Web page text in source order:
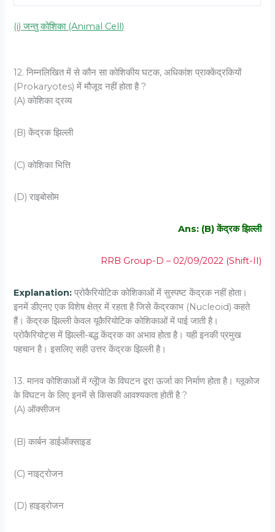
(i) जन्तु कोशिका (Animal Cell)
12. निम्‍नलिखित में से कौन सा कोशिकीय घटक, अधिकांश प्राक्‍केंद्रकियों
(Prokaryotes) में मौजूद नहीं होता है ?
(A) कोशिका द्रव्‍य
(B) केंद्रक झिल्‍ली
(C) कोशिका भित्ति
(D) राइबोसोम
Ans: (B) केंद्रक झिल्‍ली
RRB Group-D – 02/09/2022 (Shift-II)
Explanation: प्रोकैरियोटिक कोशिकाओं में सुस्पष्ट केंद्रक नहीं होता।
इनमें डीएनए एक विशेष क्षेत्र में रहता है जिसे केंद्रकाभ (Nucleoid) कहते
हैं। केंद्रक झिल्ली केवल यूकैरियोटिक कोशिकाओं में पाई जाती है।
प्रोकैरियोट्स में झिल्ली-बद्ध केंद्रक का अभाव होता है। यही इनकी प्रमुख
पहचान है। इसलिए सही उत्तर केंद्रक झिल्ली है।
13. मानव कोशिकाओं में ग्‍लूेोज के विघटन द्वरा ऊर्जा का निर्माण होता है। ग्‍लूकोज
के विघटन के लिए इनमें से किसकी आवश्‍यकता होती है ?
(A) ऑक्‍सीजन
(B) कार्बन डाईऑक्‍साइड
(C) नाइट्रोजन
(D) हाइड्रोजन